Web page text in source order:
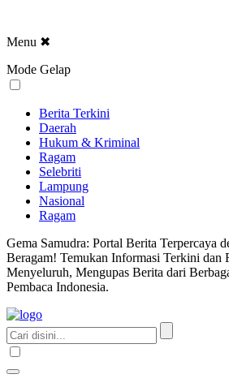
Menu ✖
Mode Gelap
Berita Terkini
Daerah
Hukum & Kriminal
Ragam
Selebriti
Lampung
Nasional
Ragam
Gema Samudra: Portal Berita Terpercaya
Beragam! Temukan Informasi Terkini dan
Menyeluruh, Mengupas Berita dari
Pembaca Indonesia.